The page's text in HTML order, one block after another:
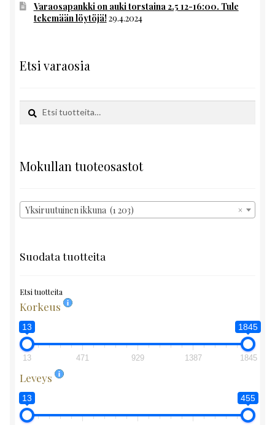
Varaosapankki on auki torstaina 2.5 12-16:00. Tule
tekemään löytöjä!29.4.2024
Etsi varaosia
Etsi:
Haku
Mokullan tuoteosastot
×
Yksiruutuinen ikkuna (1 203)
Suodata tuotteita
Etsi tuotteita
Korkeus
13 1845
13 471 929 1387 1845
Leveys
13 455